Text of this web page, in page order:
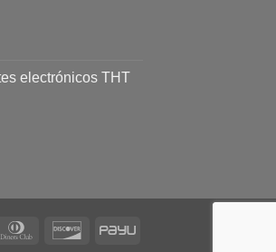
electrónicos THT
Dinners
Discover PayU